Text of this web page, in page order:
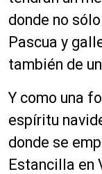
donde no
Pascua y
también de
Y como una
espíritu
donde se
Estancilla en